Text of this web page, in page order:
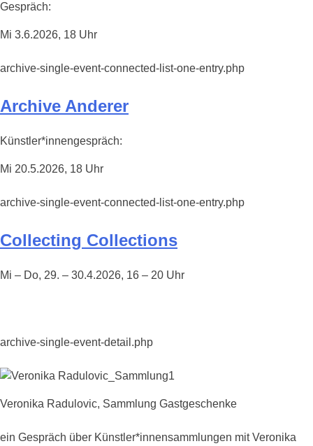
Gespräch:
Mi 3.6.2026, 18 Uhr
archive-single-event-connected-list-one-entry.php
Archive Anderer
Künstler*innengespräch:
Mi 20.5.2026, 18 Uhr
archive-single-event-connected-list-one-entry.php
Collecting Collections
Mi – Do, 29. – 30.4.2026, 16 – 20 Uhr
archive-single-event-detail.php
Veronika Radulovic, Sammlung Gastgeschenke
ein Gespräch über Künstler*innensammlungen mit Veronika